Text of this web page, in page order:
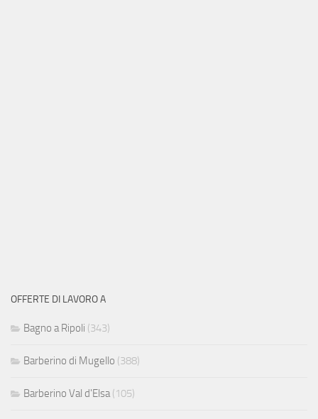
OFFERTE DI LAVORO A
Bagno a Ripoli (343)
Barberino di Mugello (388)
Barberino Val d'Elsa(105)